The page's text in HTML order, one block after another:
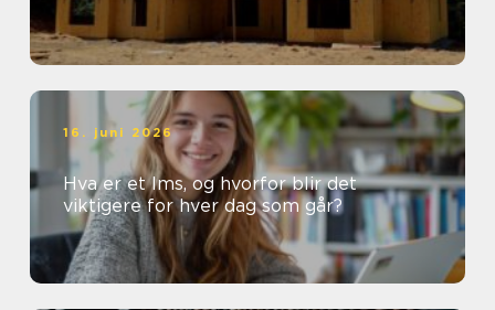
16. juni 2026
Hva er et lms, og hvorfor blir det
viktigere for hver dag som går?